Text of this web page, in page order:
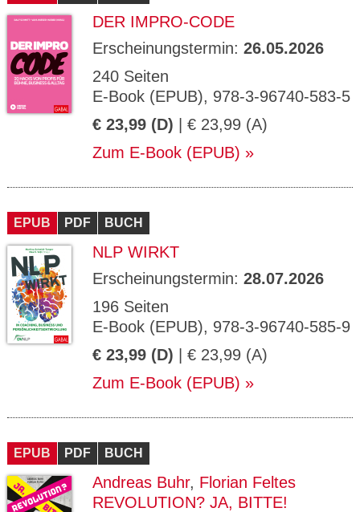
DER IMPRO-CODE
Erscheinungstermin: 26.05.2026
240 Seiten
E-Book (EPUB), 978-3-96740-583-5
€ 23,99 (D) | € 23,99 (A)
Zum E-Book (EPUB)
EPUB PDF BUCH
NLP WIRKT
Erscheinungstermin: 28.07.2026
196 Seiten
E-Book (EPUB), 978-3-96740-585-9
€ 23,99 (D) | € 23,99 (A)
Zum E-Book (EPUB)
EPUB PDF BUCH
Andreas Buhr, Florian Feltes
REVOLUTION? JA, BITTE!